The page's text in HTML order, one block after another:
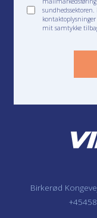
mit samtykke
Birkerød